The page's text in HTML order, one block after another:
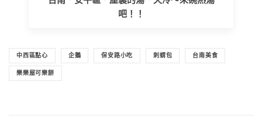
吧！！
中西區點心 企鵝 保安路小吃 刺蝟包 台南美食
樂樂屋可樂餅